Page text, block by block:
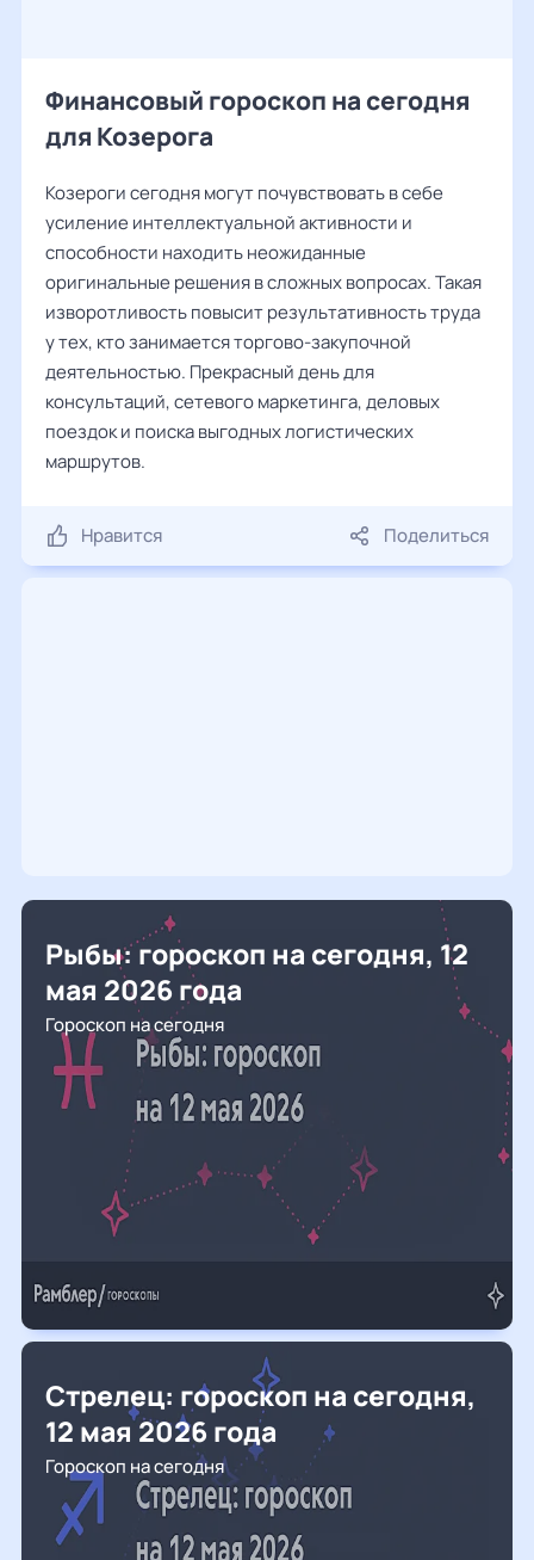
Финансовый гороскоп на сегодня
для Козерога
Козероги сегодня могут почувствовать в себе
усиление интеллектуальной активности и
способности находить неожиданные
оригинальные решения в сложных вопросах. Такая
изворотливость повысит результативность труда
у тех, кто занимается торгово-закупочной
деятельностью. Прекрасный день для
консультаций, сетевого маркетинга, деловых
поездок и поиска выгодных логистических
маршрутов.
Нравится Поделиться
Рыбы: гороскоп на сегодня, 12
мая 2026 года
Гороскоп на сегодня
Стрелец: гороскоп на сегодня,
12 мая 2026 года
Гороскоп на сегодня